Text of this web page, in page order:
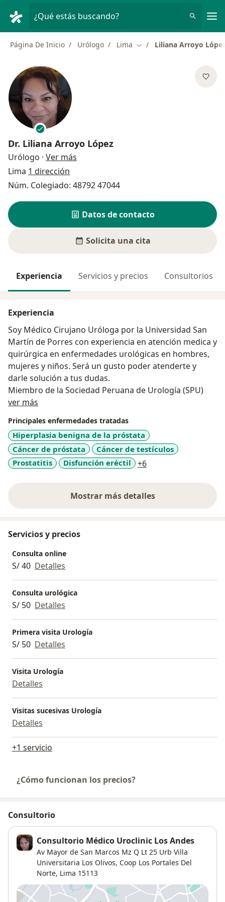
¿Qué estás buscando?
Página De Inicio Urólogo Lima Cambiar de ciudad
Liliana Arroyo
Dr. Liliana Arroyo López
Urólogo · Ver más
Lima 1 dirección
Núm. Colegiado: 48792 47044
Datos de contacto
Solicita una cita
Experiencia Servicios y precios Consultorios
Experiencia
Soy Médico Cirujano Uróloga por la Universidad San
Martín de Porres con experiencia en atención medica y
quirúrgica en enfermedades urológicas en hombres,
mujeres y niños. Será un gusto poder atenderte y
darle solución a tus dudas.
Miembro de la Sociedad Peruana de Urología (SPU)
ver más
Principales enfermedades tratadas
Hiperplasia benigna de la próstata
Cáncer de próstata
Cáncer de testículos
Prostatitis
Disfunción eréctil +6
Mostrar más detalles
sobre la experiencia
Servicios y precios
Consulta online
S/ 40 Detalles
Consulta urológica
S/ 50 Detalles
Primera visita Urología
S/ 50 Detalles
Visita Urología
Detalles
Visitas sucesivas Urología
Detalles
+1 servicio
¿Cómo funcionan los precios?
Consultorio
Consultorio Médico Uroclinic Los Andes
Av Mayor de San Marcos Mz Q Lt 25 Urb Villa
Universitaria Los Olivos, Coop Los Portales Del
Norte, Lima 15113